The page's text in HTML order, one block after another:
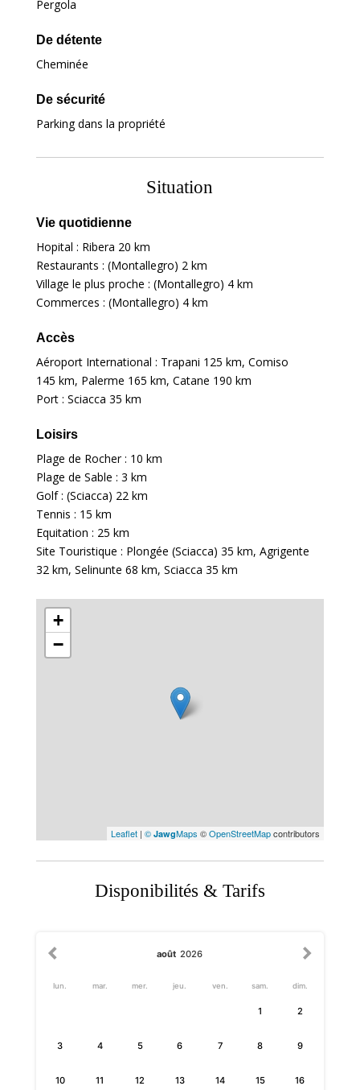
Pergola
De détente
Cheminée
De sécurité
Parking dans la propriété
Situation
Vie quotidienne
Hopital : Ribera 20 km
Restaurants : (Montallegro) 2 km
Village le plus proche : (Montallegro) 4 km
Commerces : (Montallegro) 4 km
Accès
Aéroport International : Trapani 125 km, Comiso
145 km, Palerme 165 km, Catane 190 km
Port : Sciacca 35 km
Loisirs
Plage de Rocher : 10 km
Plage de Sable : 3 km
Golf : (Sciacca) 22 km
Tennis : 15 km
Equitation : 25 km
Site Touristique : Plongée (Sciacca) 35 km, Agrigente
32 km, Selinunte 68 km, Sciacca 35 km
+
−
Leaflet |©JawgMaps ©OpenStreetMapcontributors
Disponibilités & Tarifs
août 2026
lun. mar. mer. jeu. ven. sam. dim.
1 2
3 4 5 6 7 8 9
10 11 12 13 14 15 16